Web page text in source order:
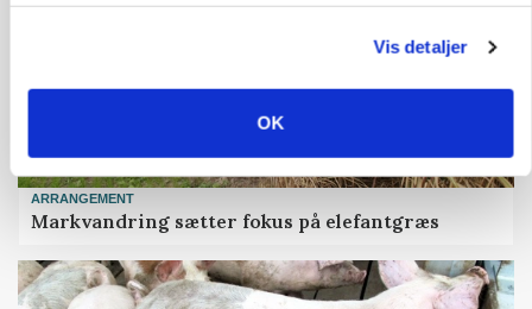
Vis detaljer
OK
ARRANGEMENT
Markvandring sætter fokus på elefantgræs